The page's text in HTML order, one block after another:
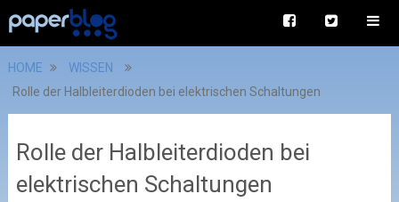
HOME
WISSEN
Rolle der Halbleiterdioden bei elektrischen Schaltungen
Rolle der Halbleiterdioden bei
elektrischen Schaltungen